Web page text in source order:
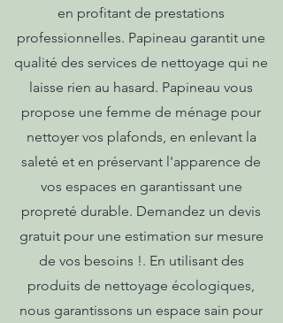
en profitant de prestations
professionnelles. Papineau garantit une
qualité des services de nettoyage qui ne
laisse rien au hasard. Papineau vous
propose une femme de ménage pour
nettoyer vos plafonds, en enlevant la
saleté et en préservant l'apparence de
vos espaces en garantissant une
propreté durable. Demandez un devis
gratuit pour une estimation sur mesure
de vos besoins !. En utilisant des
produits de nettoyage écologiques,
nous garantissons un espace sain pour